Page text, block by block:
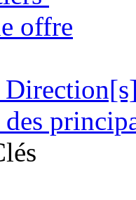
offre